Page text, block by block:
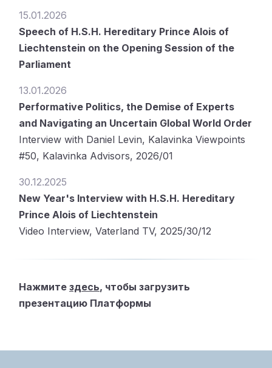
15.01.2026
Speech of H.S.H. Hereditary Prince Alois of
Liechtenstein on the Opening Session of the
Parliament
13.01.2026
Performative Politics, the Demise of Experts
and Navigating an Uncertain Global World Order
Interview with Daniel Levin, Kalavinka Viewpoints
#50, Kalavinka Advisors, 2026/01
30.12.2025
New Year's Interview with H.S.H. Hereditary
Prince Alois of Liechtenstein
Video Interview, Vaterland TV, 2025/30/12
Нажмите здесь, чтобы загрузить
презентацию Платформы